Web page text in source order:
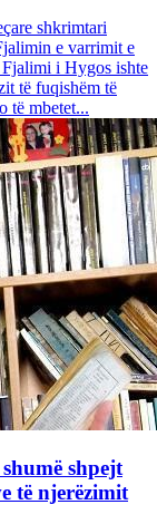
shkrimtari
e varrimit e
i Hygos ishte
të fuqishëm të
të mbetet...
shpejt
të njerëzimit